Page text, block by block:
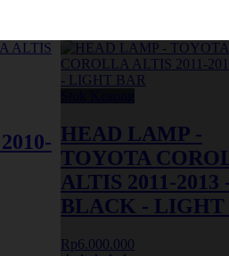
HEAD LAMP -
TOYOTA
ALTIS 2011-2013
BLACK - LIGHT
Rp6.000.000